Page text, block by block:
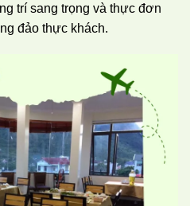
trí sang trọng và thực đơn
đảo thực khách.